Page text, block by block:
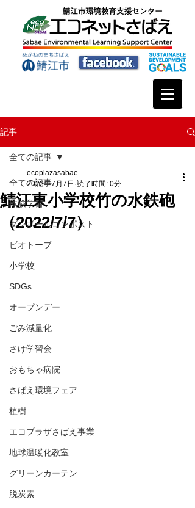
記事
全ての記事
体験学習
ダンボールコンポスト
ビオトープ
小学校
SDGs
オープンデー
ごみ減量化
さけ学習会
おもちゃ病院
さばえ環境フェア
植樹
エコプラザさばえ事業
地球温暖化教室
グリーンカーテン
脱炭素
全ての記事
鯖江東小学校竹の水鉄砲
（2022/7/7）
ecoplazasabae
2022年7月7日 読了時間: 0分